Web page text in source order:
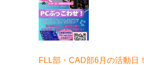
FLL部・CAD部6月の活動日！